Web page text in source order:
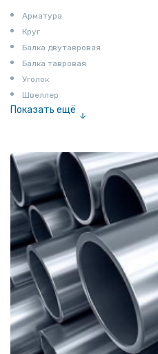
Арматура
Круг
Балка двутавровая
Балка тавровая
Уголок
Швеллер
Показать ещё
Катанка
Шестигранник
Полособульб
Полукруг
Шпунт Ларсена